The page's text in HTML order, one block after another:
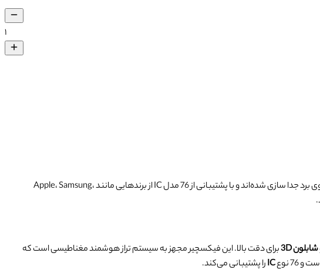
۱
فیکسچر با شابلون JITONGXUE T4 یک ابزار پیشرفته برای پاک سازی چسب و پایه گذاری مجدد ICهایی که توسط تعمیرکار به منظور تعمیر از روی برد جدا سازی شده‌اند و با پشتیبانی از 76 مدل IC از برندهایی مانند Apple، Samsung،
شابلون 3D
برای دقت بالا. این فیکسچیر مجهز به سیستم تراز هوشمند مغناطیسی است که
و 76 نوع ICرا پشتیبانی می‌کند.